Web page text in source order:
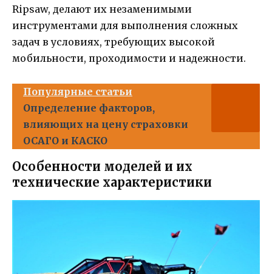
Ripsaw, делают их незаменимыми
инструментами для выполнения сложных
задач в условиях, требующих высокой
мобильности, проходимости и надежности.
Популярные статьи
Определение факторов,
влияющих на цену страховки
ОСАГО и КАСКО
Особенности моделей и их
технические характеристики